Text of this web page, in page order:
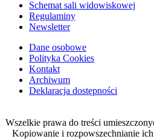
Schemat sali widowiskowej
Regulaminy
Newsletter
Dane osobowe
Polityka Cookies
Kontakt
Archiwum
Deklaracja dostępności
Wszelkie prawa do treści
Kopiowanie i rozpowszechnianie